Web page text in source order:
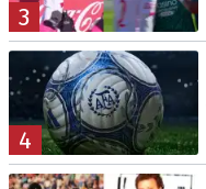
3
4